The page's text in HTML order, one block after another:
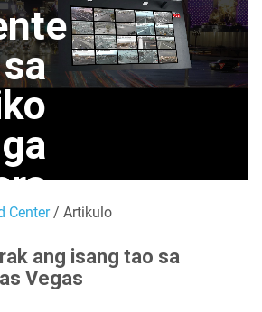
sa
Center/ Artikulo
ang isang tao sa
Vegas